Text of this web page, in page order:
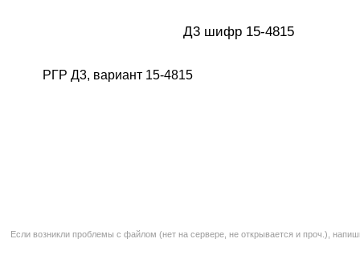
Д3 шифр 15-4815
РГР Д3, вариант 15-4815
Если возникли проблемы с файлом (нет на сервере, не открывается и проч.),